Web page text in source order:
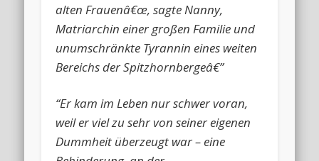
alten Frauenâ€œ, sagte Nanny,
Matriarchin einer großen Familie und
unumschränkte Tyrannin eines weiten
Bereichs der Spitzhornbergeâ€”
“Er kam im Leben nur schwer voran,
weil er viel zu sehr von seiner eigenen
Dummheit überzeugt war – eine